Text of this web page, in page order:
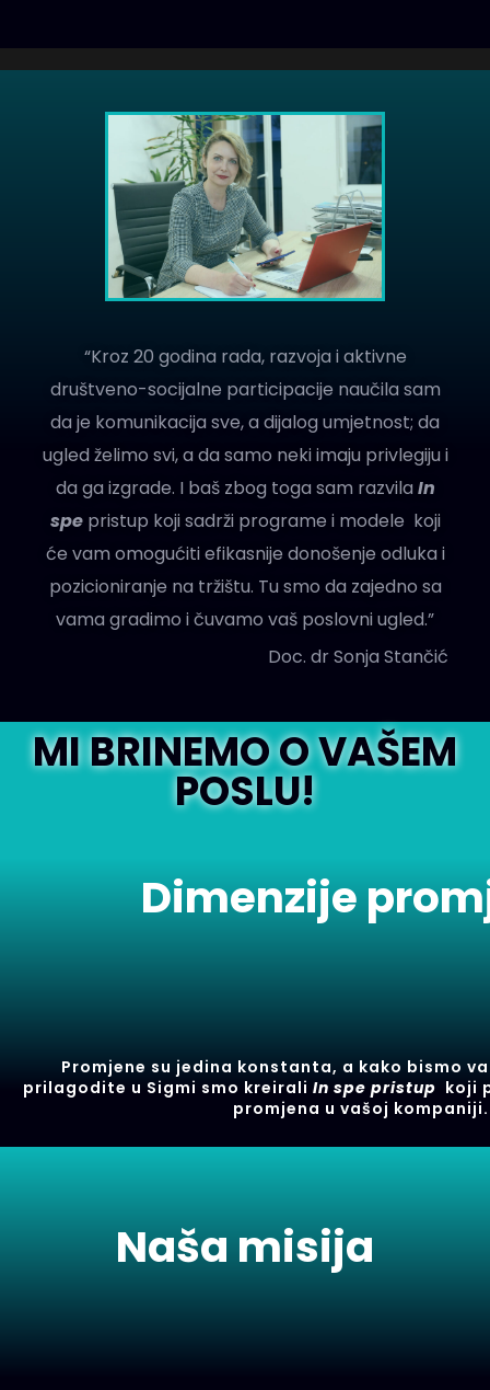
“Kroz 20 godina rada, razvoja i aktivne
društveno-socijalne participacije naučila sam
da je komunikacija sve, a dijalog umjetnost; da
ugled želimo svi, a da samo neki imaju privlegiju i
da ga izgrade. I baš zbog toga sam razvila In
spepristup koji sadrži programe i modele koji
će vam omogućiti efikasnije donošenje odluka i
pozicioniranje na tržištu. Tu smo da zajedno sa
vama gradimo i čuvamo vaš poslovni ugled.”
Doc. dr Sonja Stančić
MI BRINEMO O VAŠEM
POSLU!
Dimenzije
Promjene su jedina konstanta, a kako bismo
prilagodite u Sigmi smo kreirali In spe pristup koji
promjena u vašoj kompaniji.
Naša misija